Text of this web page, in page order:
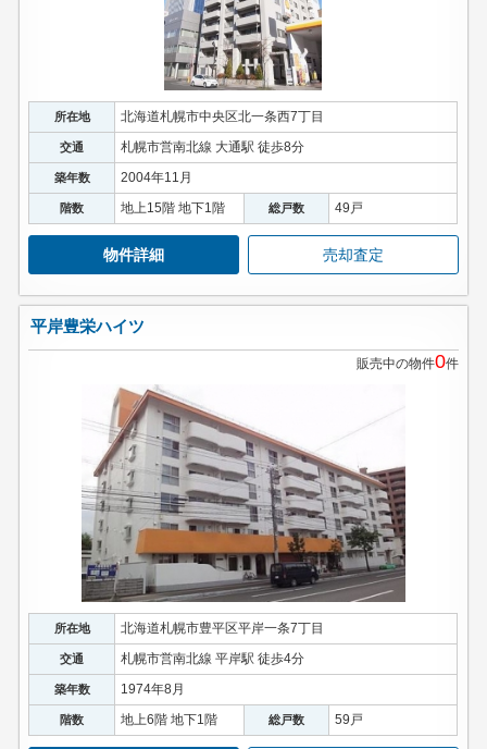
所在地 北海道札幌市中央区北一条西7丁目
交通 札幌市営南北線 大通駅 徒歩8分
築年数 2004年11月
階数 地上15階 地下1階 総戸数 49戸
物件詳細 売却査定
平岸豊栄ハイツ
販売中の物件0件
所在地 北海道札幌市豊平区平岸一条7丁目
交通 札幌市営南北線 平岸駅 徒歩4分
築年数 1974年8月
階数 地上6階 地下1階 総戸数 59戸